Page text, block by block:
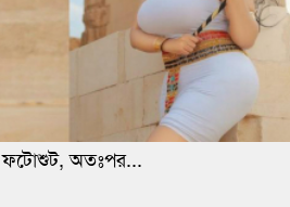
ফটোশুট, অতঃপর...